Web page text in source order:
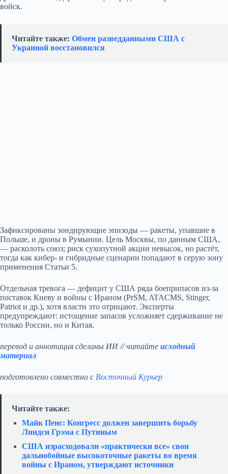
войск.
Читайте также: Обмен разведданными США с
Украиной восстановился
Зафиксированы зондирующие эпизоды — ракеты, упавшие в
Польше, и дроны в Румынии. Цель Москвы, по данным США,
— расколоть союз; риск сухопутной акции невысок, но растёт,
тогда как кибер- и гибридные сценарии попадают в серую зону
применения Статьи 5.
Отдельная тревога — дефицит у США ряда боеприпасов из‑за
поставок Киеву и войны с Ираном (PrSM, ATACMS, Stinger,
Patriot и др.), хотя власти это отрицают. Эксперты
предупреждают: истощение запасов усложняет сдерживание не
только России, но и Китая.
перевод и аннотация сделаны ИИ // читайте исходный
материал
подготовлено совместно с Восточный Курьер
Читайте также:
Майк Пенс: Конгресс должен завершить борьбу
Линдси Грэма с Путиным
США израсходовали «практически все» свои
дальнобойные высокоточные ракеты во время
войны с Ираном, утверждают источники